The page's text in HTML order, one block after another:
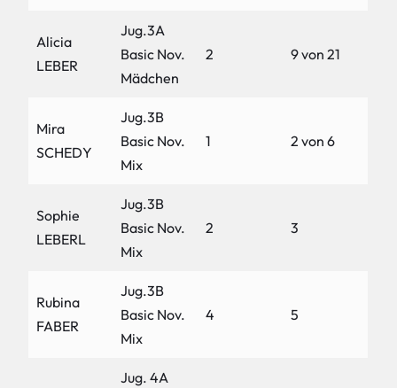
Alicia
LEBER
Jug.3A
Basic Nov.
Mädchen
2 9 von 21
Mira
SCHEDY
Jug.3B
Basic Nov.
Mix
1 2 von 6
Sophie
LEBERL
Jug.3B
Basic Nov.
Mix
2 3
Rubina
FABER
Jug.3B
Basic Nov.
Mix
4 5
Jug. 4A